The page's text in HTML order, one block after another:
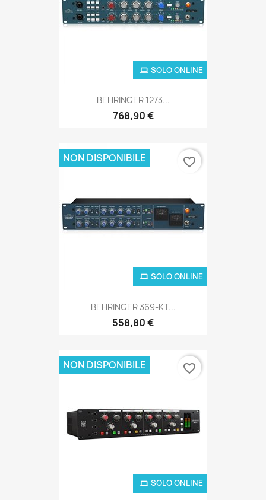
BEHRINGER 1273...
768,90 €
SOLO ONLINE
BEHRINGER 369-KT...
558,80 €
SOLO ONLINE
NON DISPONIBILE favorite_border
SOLO ONLINE
NON DISPONIBILE favorite_border